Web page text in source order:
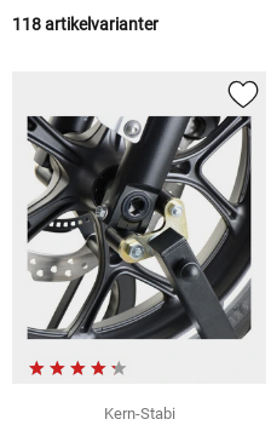
118 artikelvarianter
Kern-Stabi